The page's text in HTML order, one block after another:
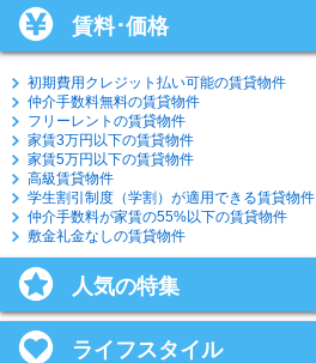
賃料･価格
初期費用クレジット払い可能の賃貸物件
仲介手数料無料の賃貸物件
フリーレントの賃貸物件
家賃3万円以下の賃貸物件
家賃5万円以下の賃貸物件
高級賃貸物件
学生割引制度（学割）が適用できる賃貸物件
仲介手数料が家賃の55%以下の賃貸物件
敷金礼金なしの賃貸物件
人気の特集
ライフスタイル